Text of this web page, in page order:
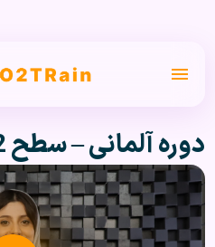
دوره آلمانی – سطح A2